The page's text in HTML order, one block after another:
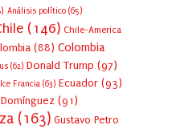
Análisis político (65)
(146) Chile-America
(88) Colombia
(62) Donald Trump (97)
Francia (63) Ecuador (93)
(91)
(163) Gustavo Petro